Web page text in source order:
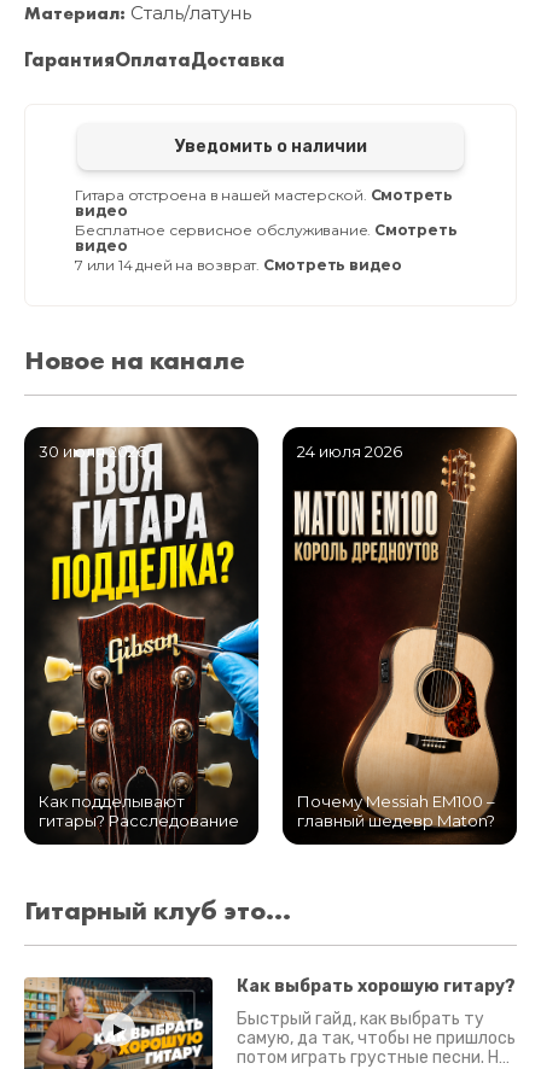
Материал: Сталь/латунь
ГарантияОплатаДоставка
Уведомить о наличии
Гитара отстроена в нашей мастерской. Смотреть
видео
Бесплатное сервисное обслуживание. Смотреть
видео
7 или 14 дней на возврат. Смотреть видео
Новое на канале
30 июля 2026
Как подделывают
гитары? Расследование
24 июля 2026
Почему Messiah EM100 –
главный шедевр Maton?
Гитарный клуб это...
Как выбрать хорошую гитару?
Быстрый гайд, как выбрать ту
самую, да так, чтобы не пришлось
потом играть грустные песни. На